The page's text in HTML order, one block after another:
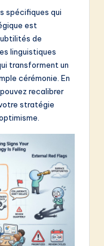
spécifiques qui
est
de
linguistiques
transforment un
cérémonie. En
recalibrer
stratégie